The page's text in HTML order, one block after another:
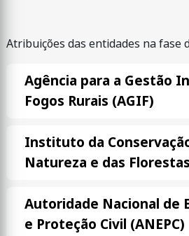
Atribuições das entidades na fase
Agência para a Gestão
Fogos Rurais (AGIF)
Instituto da
Natureza e das
Autoridade Nacional de
e Proteção Civil (ANEPC)